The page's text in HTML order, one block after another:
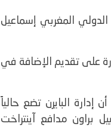
المغربي إسماعيل
على تقديم الإضافة في
البايرن تضع حالياً
براون مدافع آينتراخت